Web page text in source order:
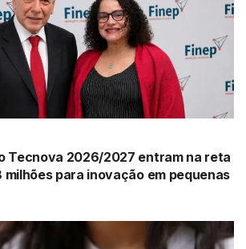
299
Tecnova 2026/2027 entram na reta
milhões para inovação em pequenas